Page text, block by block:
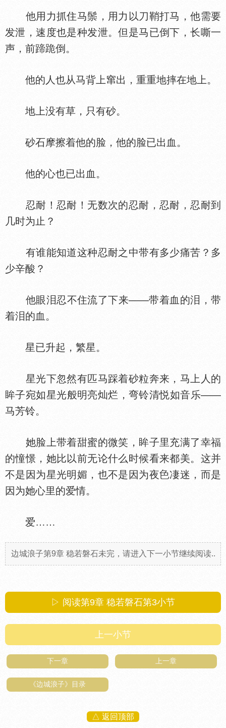
他用力抓住马鬃，用力以刀鞘打马，他需要
发泄，速度也是种发泄。但是马已倒下，长嘶一
声，前蹄跪倒。
他的人也从马背上窜出，重重地摔在地上。
地上没有草，只有砂。
砂石摩擦着他的脸，他的脸已出血。
他的心也已出血。
忍耐！忍耐！无数次的忍耐，忍耐，忍耐到
几时为止？
有谁能知道这种忍耐之中带有多少痛苦？多
少辛酸？
他眼泪忍不住流了下来——带着血的泪，带
着泪的血。
星已升起，繁星。
星光下忽然有匹马踩着砂粒奔来，马上人的
眸子宛如星光般明亮灿烂，弯铃清悦如音乐——
马芳铃。
她脸上带着甜蜜的微笑，眸子里充满了幸福
的憧憬，她比以前无论什么时候看来都美。这并
不是因为星光明媚，也不是因为夜
凄迷，而是
因为她心里的爱情。
爱……
边城浪子第9章 稳若磐石未完，请进入下一小节继续阅读..
▷ 阅读第9章 稳若磐石第3小节
上一小节
下一章 上一章
《边城浪子》目录
△ 返回顶部